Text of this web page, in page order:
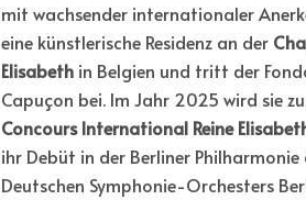
mit wachsender internationaler
eine künstlerische Residenz an der
Elisabeth in Belgien und tritt der
Capuçon bei. Im Jahr 2025 wird sie
Concours International Reine
ihr Debüt in der Berliner Philharmonie
Deutschen Symphonie-Orchesters